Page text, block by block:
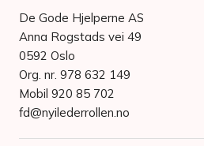
De Gode Hjelperne AS
Anna Rogstads vei 49
0592 Oslo
Org. nr. 978 632 149
Mobil 920 85 702
fd@nyilederrollen.no